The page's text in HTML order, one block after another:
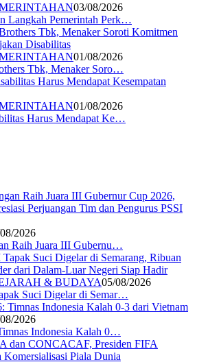
03/08/2026
Langkah Pemerintah Perk…
01/08/2026
Tbk, Menaker Soro…
01/08/2026
Harus Mendapat Ke…
2026
Raih Juara III Gubernu…
& BUDAYA05/08/2026
Suci Digelar di Semar…
2026
Indonesia Kalah 0…